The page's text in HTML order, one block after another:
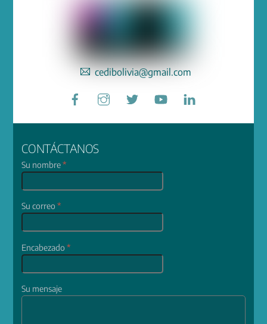
cedibolivia@gmail.com
Facebook
CONTÁCTANOS
Su nombre*
Su correo*
Encabezado*
Su mensaje